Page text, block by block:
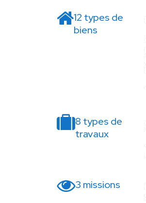
12 types de
biens
8 types de
travaux
3 missions